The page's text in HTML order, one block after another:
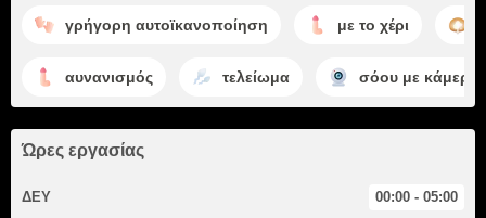
γρήγορη αυτοϊκανοποίηση με το χέρι
αυνανισμός τελείωμα σόου με κάμερες
Ώρες εργασίας
ΔΕΥ 00:00 - 05:00